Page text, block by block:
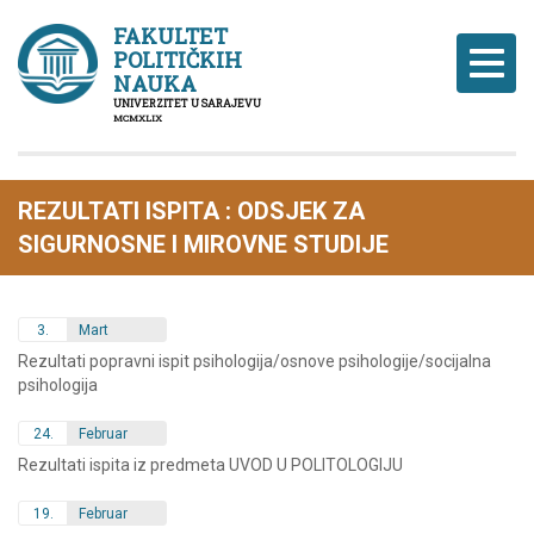
FAKULTET
POLITIČKIH
NAUKA
UNIVERZITET U SARAJEVU
MCMXLIX
REZULTATI ISPITA : ODSJEK ZA
SIGURNOSNE I MIROVNE STUDIJE
3. Mart
Rezultati popravni ispit psihologija/osnove psihologije/socijalna
psihologija
24. Februar
Rezultati ispita iz predmeta UVOD U POLITOLOGIJU
19. Februar